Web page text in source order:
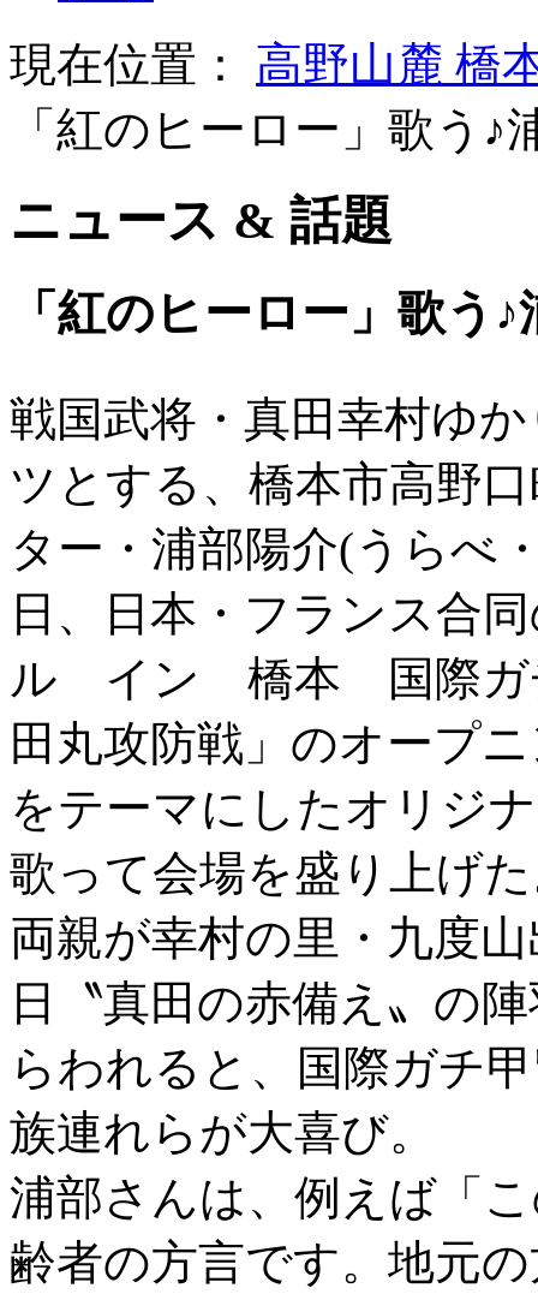
現在位置： 高野山麓 橋
「紅のヒーロー」歌う
ニュース & 話題
「紅のヒーロー」歌う
戦国武将・真田幸村ゆ
ツとする、橋本市高野
ター・浦部陽介(うらべ
日、日本・フランス合
ル イン 橋本 国際ガ
田丸攻防戦」のオープ
をテーマにしたオリジ
歌って会場を盛り上げ
両親が幸村の里・九度
日〝真田の赤備え〟の
らわれると、国際ガチ
族連れらが大喜び。
浦部さんは、例えば「
齢者の方言です。地元